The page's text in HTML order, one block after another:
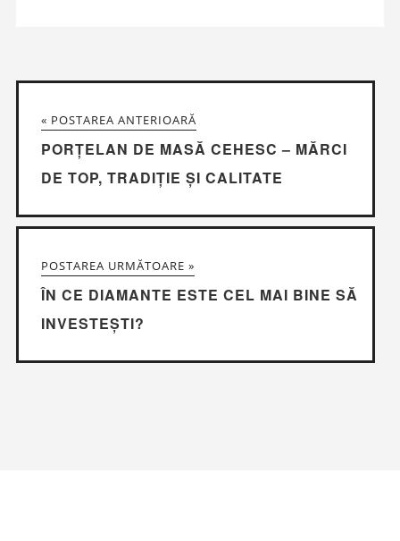
« POSTAREA ANTERIOARĂ
PORȚELAN DE MASĂ CEHESC – MĂRCI
DE TOP, TRADIȚIE ȘI CALITATE
POSTAREA URMĂTOARE »
ÎN CE DIAMANTE ESTE CEL MAI BINE SĂ
INVESTEȘTI?